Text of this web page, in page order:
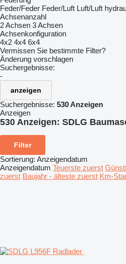
Feder/Feder Feder/Luft Luft/Luft
Achsenanzahl
2 Achsen 3 Achsen
Achsenkonfiguration
4x2 4x4 6x4
Vermissen Sie bestimmte Filter?
Änderung vorschlagen
Suchergebnisse:
-
anzeigen
Suchergebnisse: 530 Anzeigen
Anzeigen
530 Anzeigen: SDLG
Filter
Sortierung: Anzeigendatum
Anzeigendatum Teuerste zuerst
zuerst Baujahr - älteste zuerst Km-